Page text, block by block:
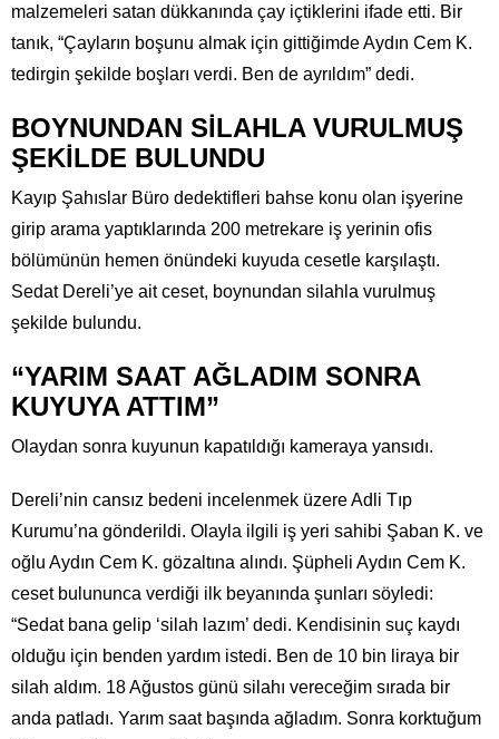
malzemeleri satan dükkanında çay içtiklerini ifade etti. Bir
tanık, “Çayların boşunu almak için gittiğimde Aydın Cem K.
tedirgin şekilde boşları verdi. Ben de ayrıldım” dedi.
BOYNUNDAN SİLAHLA VURULMUŞ
ŞEKİLDE BULUNDU
Kayıp Şahıslar Büro dedektifleri bahse konu olan işyerine
girip arama yaptıklarında 200 metrekare iş yerinin ofis
bölümünün hemen önündeki kuyuda cesetle karşılaştı.
Sedat Dereli’ye ait ceset, boynundan silahla vurulmuş
şekilde bulundu.
“YARIM SAAT AĞLADIM SONRA
KUYUYA ATTIM”
Olaydan sonra kuyunun kapatıldığı kameraya yansıdı.
Dereli’nin cansız bedeni incelenmek üzere Adli Tıp
Kurumu’na gönderildi. Olayla ilgili iş yeri sahibi Şaban K. ve
oğlu Aydın Cem K. gözaltına alındı. Şüpheli Aydın Cem K.
ceset bulununca verdiği ilk beyanında şunları söyledi:
“Sedat bana gelip ‘silah lazım’ dedi. Kendisinin suç kaydı
olduğu için benden yardım istedi. Ben de 10 bin liraya bir
silah aldım. 18 Ağustos günü silahı vereceğim sırada bir
anda patladı. Yarım saat başında ağladım. Sonra korktuğum